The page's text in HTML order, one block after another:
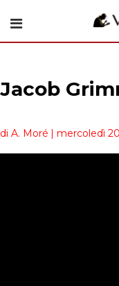
Jacob
di A. Moré | mercoledì